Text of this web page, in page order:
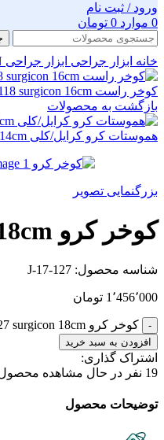
ورود / ثبت نام
0 موارد 0 تومان
خانه ابزار جراحی ابزار جراحی SURGICON
کوخر راست J-17-118 surgicon 16cm
بازگشت به محصولات
هموستات کرو کرایل/کلی J-17-551 surgicon 14cm
بزرگنمایی تصویر
کوخر کرو J-17-127 surgicon 18cm
شناسه محصول: J-17-127
1٬456٬000 تومان
کوخر کرو J-17-127 surgicon 18cm عدد
افزودن به سبد خرید
اشتراک گذاری:
19 نفر در حال مشاهده
توضیحات محصول